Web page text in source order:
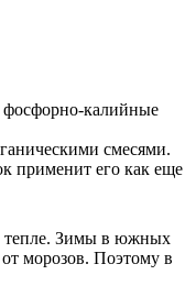
фосфорно-калийные
смесями.
применит его как еще
тепле. Зимы в южных
морозов. Поэтому в